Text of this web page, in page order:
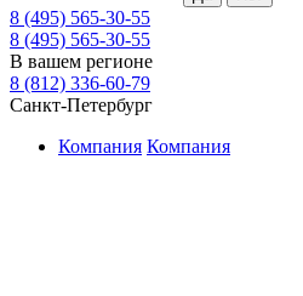
8 (495) 565-30-55
8 (495) 565-30-55
В вашем регионе
8 (812) 336-60-79
Санкт-Петербург
Компания Компания